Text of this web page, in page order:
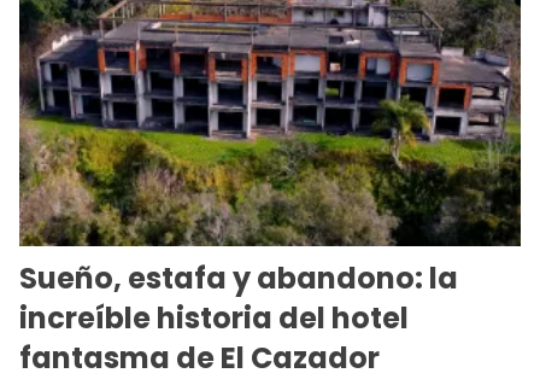
Sueño, estafa y abandono: la
increíble historia del hotel
fantasma de El Cazador